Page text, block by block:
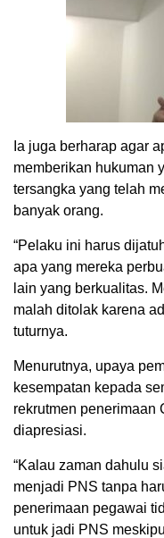
Ia juga berharap agar
memberikan hukuman
tersangka yang telah
banyak orang.
“Pelaku ini harus
apa yang mereka
lain yang berkualitas.
malah ditolak karena
tuturnya.
Menurutnya, upaya
kesempatan kepada
rekrutmen penerimaan
diapresiasi.
“Kalau zaman dahulu
menjadi PNS tanpa
penerimaan pegawai
untuk jadi PNS